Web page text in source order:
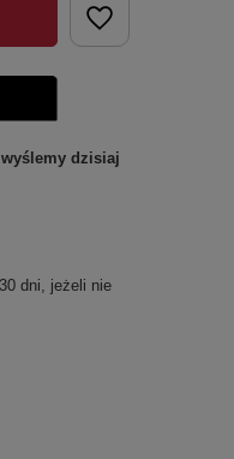
wyślemy dzisiaj
dni, jeżeli nie